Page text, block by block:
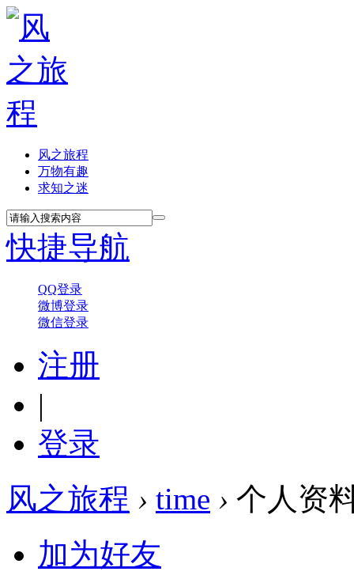
风之旅程
万物有趣
求知之迷
快捷导航
QQ登录
微博登录
微信登录
注册
|
登录
风之旅程 › time › 个人资
加为好友